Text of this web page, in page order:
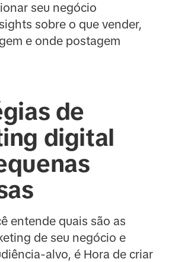
seu negócio
sobre o que vender,
e onde postagem
de
digital
entende quais são as
de seu negócio e
alvo, é Hora de criar